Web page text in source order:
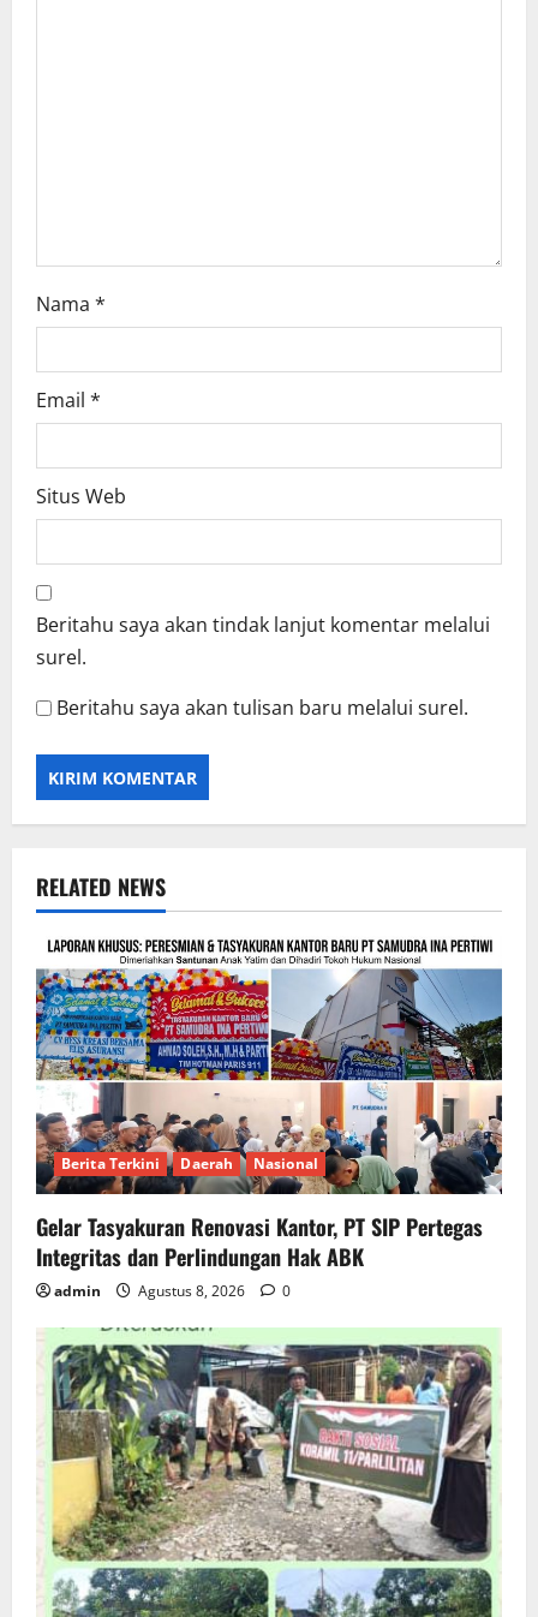
Nama *
Email *
Situs Web
Beritahu saya akan tindak lanjut komentar melalui
surel.
Beritahu saya akan tulisan baru melalui surel.
RELATED NEWS
Berita Terkini Daerah Nasional
Gelar Tasyakuran Renovasi Kantor, PT SIP Pertegas
Integritas dan Perlindungan Hak ABK
admin Agustus 8, 2026 0